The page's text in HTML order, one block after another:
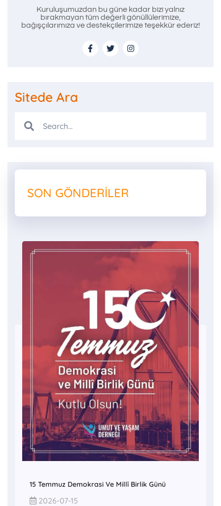
Kuruluşumuzdan bu güne kadar bizi yalnız
bırakmayan tüm değerli gönüllülerimize,
bağışçılarımıza ve destekçilerimize teşekkür ederiz!
Sitede Ara
SON GÖNDERILER
15 Temmuz Demokrasi Ve Millî Birlik Günü
2026-07-15